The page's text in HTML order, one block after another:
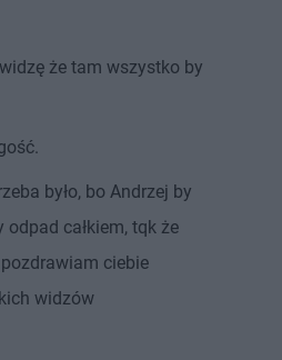
że tam wszystko by
było, bo Andrzej by
odpad całkiem, tqk że
ciebie
widzów